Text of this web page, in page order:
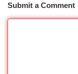
Submit a Comment